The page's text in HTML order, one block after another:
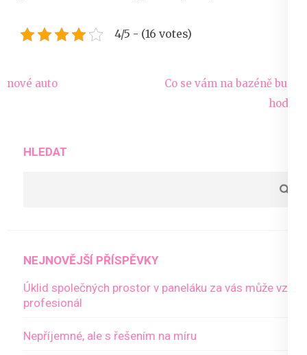
4/5 - (16 votes)
Navigace
nové auto
Co se vám na bazéně bude
hodit?
HLEDAT
NEJNOVĚJŠÍ PŘÍSPĚVKY
Úklid společných prostor v paneláku za vás může vzít
profesionál
Nepříjemné, ale s řešením na míru